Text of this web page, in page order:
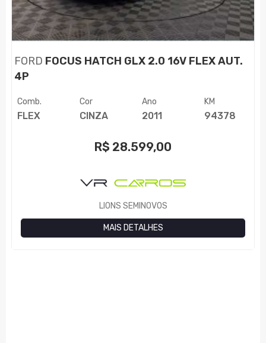
FORD FOCUS HATCH GLX 2.0 16V FLEX AUT.
4P
Comb.
FLEX
Cor
CINZA
Ano
2011
KM
94378
R$ 28.599,00
LIONS SEMINOVOS
MAIS DETALHES